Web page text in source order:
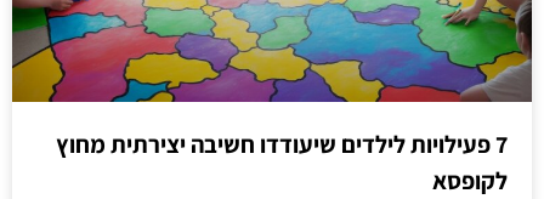
7 פעילויות לילדים שיעודדו חשיבה יצירתית מחוץ
לקופסא